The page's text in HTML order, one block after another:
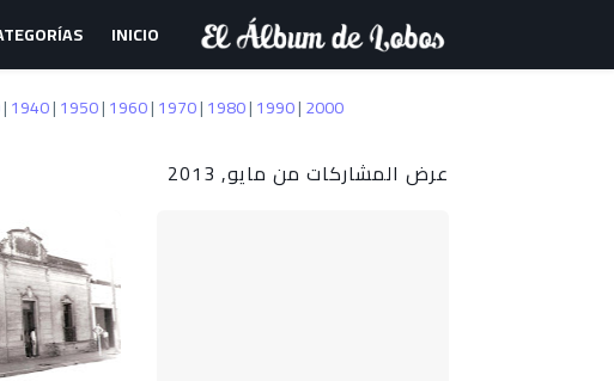
INICIO
|1940|1950|1960|1970|1980|1990|2000
عرض المشاركات من مايو, 2013